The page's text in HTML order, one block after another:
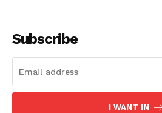
Subscribe
I WANT IN